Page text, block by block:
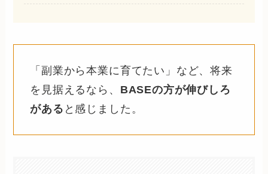
「副業から本業に育てたい」など、将来
を見据えるなら、 BASEの方が伸びしろ
がある と感じました。